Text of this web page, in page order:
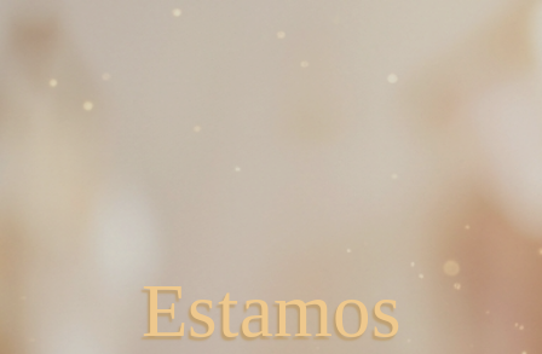
Estamos